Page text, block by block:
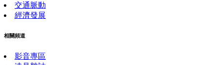
交通脈動
經濟發展
相關頻道
影音專區